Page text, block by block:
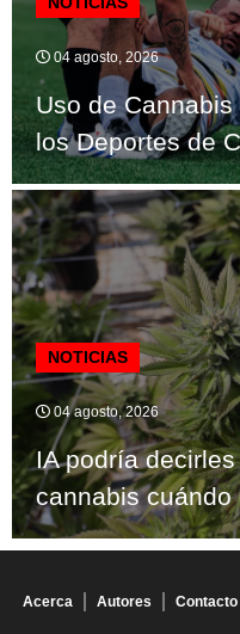
04 agosto, 2026
Uso de
los Deportes de
NOTICIAS
04 agosto, 2026
IA podría
cannabis cuándo
Acerca Autores Contacto